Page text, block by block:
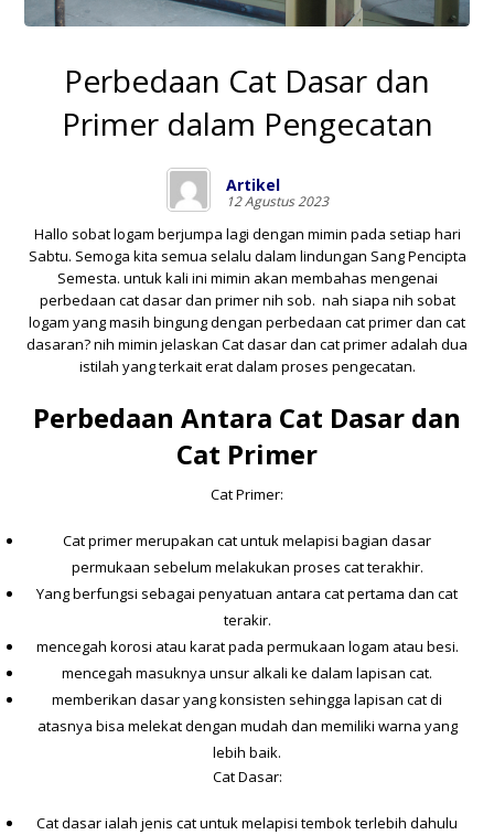
Perbedaan Cat Dasar dan
Primer dalam Pengecatan
Artikel
12 Agustus 2023
Hallo sobat logam berjumpa lagi dengan mimin pada setiap hari
Sabtu. Semoga kita semua selalu dalam lindungan Sang Pencipta
Semesta. untuk kali ini mimin akan membahas mengenai
perbedaan cat dasar dan primer nih sob. nah siapa nih sobat
logam yang masih bingung dengan perbedaan cat primer dan cat
dasaran? nih mimin jelaskan Cat dasar dan cat primer adalah dua
istilah yang terkait erat dalam proses pengecatan.
Perbedaan Antara Cat Dasar dan
Cat Primer
Cat Primer:
Cat primer merupakan cat untuk melapisi bagian dasar
permukaan sebelum melakukan proses cat terakhir.
Yang berfungsi sebagai penyatuan antara cat pertama dan cat
terakir.
mencegah korosi atau karat pada permukaan logam atau besi.
mencegah masuknya unsur alkali ke dalam lapisan cat.
memberikan dasar yang konsisten sehingga lapisan cat di
atasnya bisa melekat dengan mudah dan memiliki warna yang
lebih baik.
Cat Dasar:
Cat dasar ialah jenis cat untuk melapisi tembok terlebih dahulu